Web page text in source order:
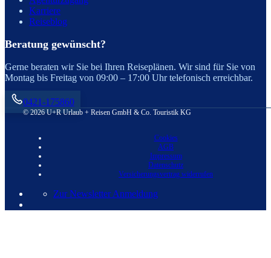
Karriere
Reiseblog
Beratung gewünscht?
Gerne beraten wir Sie bei Ihren Reiseplänen. Wir sind für Sie von
Montag bis Freitag von 09:00 – 17:00 Uhr telefonisch erreichbar.
0421-175860
© 2026 U+R Urlaub + Reisen GmbH & Co. Touristik KG
Cookies
AGB
Impressum
Datenschutz
Versicherungsvertrag widerrufen
Zur Newsletter Anmeldung